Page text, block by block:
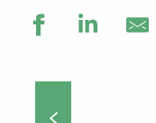
Théâtre de rue,
sportives… Si vous